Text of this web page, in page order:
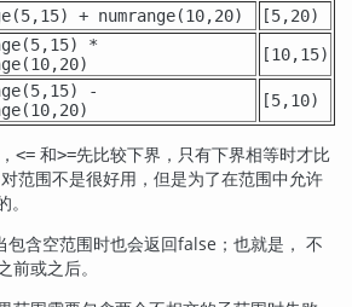
+ numrange(10,20)
[5,20)
*
[10,15)
-
[5,10)
， <= 和>=先比较下界，只有下界相等时才比
范围不是很好用，但是为了在范围中允许
包含空范围时也会返回false；也就是， 不
或之后。